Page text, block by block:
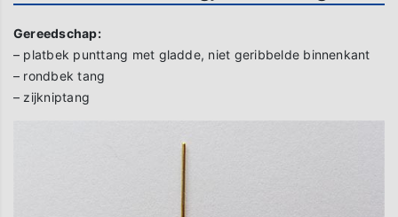
Gereedschap:
– platbek punttang met gladde, niet geribbelde binnenkant
– rondbek tang
– zijkniptang